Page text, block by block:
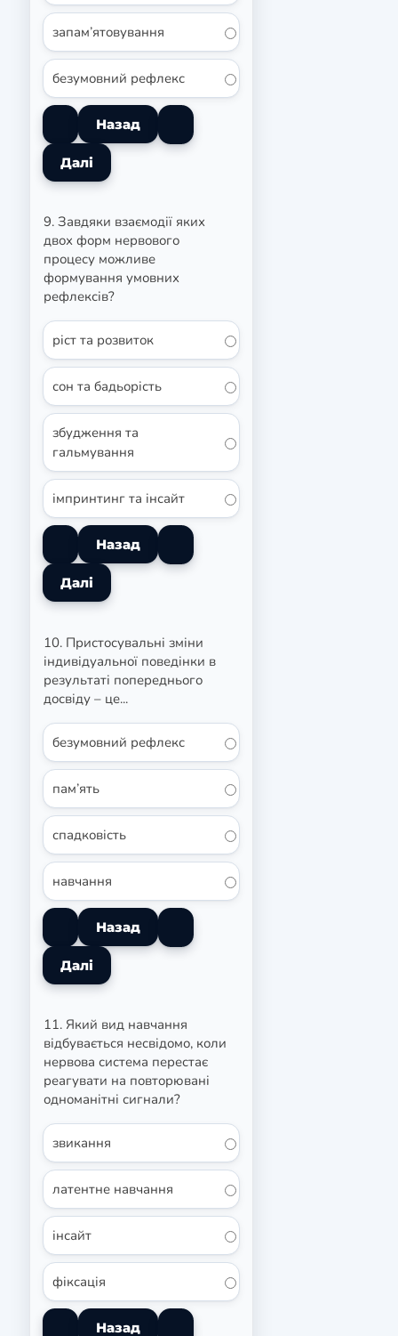
запам’ятовування
безумовний рефлекс
9. Завдяки взаємодії яких
двох форм нервового
процесу можливе
формування умовних
рефлексів?
ріст та розвиток
сон та бадьорість
збудження та
гальмування
імпринтинг та інсайт
10. Пристосувальні зміни
індивідуальної поведінки в
результаті попереднього
досвіду – це...
безумовний рефлекс
пам’ять
спадковість
навчання
11. Який вид навчання
відбувається несвідомо, коли
нервова система перестає
реагувати на повторювані
одноманітні сигнали?
звикання
латентне навчання
інсайт
фіксація